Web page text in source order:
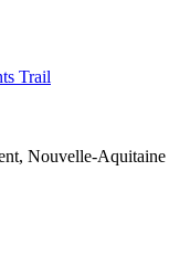
Trail
, Nouvelle-Aquitaine